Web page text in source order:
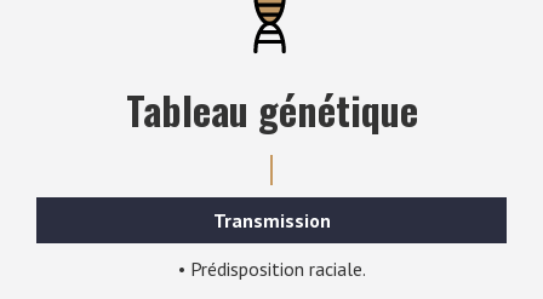
Tableau génétique
Transmission
• Prédisposition raciale.